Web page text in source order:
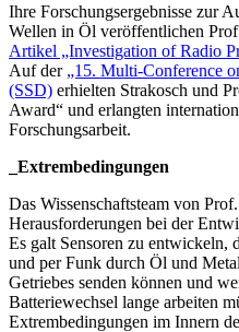
Ihre Forschungsergebnisse zur
Wellen in Öl veröffentlichen
Artikel „Investigation of Radio
Auf der „15. Multi-Conference
(SSD) erhielten Strakosch und
Award“ und erlangten
Forschungsarbeit.
_Extrembedingungen
Das Wissenschaftsteam von
Herausforderungen bei der
Es galt Sensoren zu entwickeln,
und per Funk durch Öl und
Getriebes senden können und
Batteriewechsel lange arbeiten
Extrembedingungen im Innern